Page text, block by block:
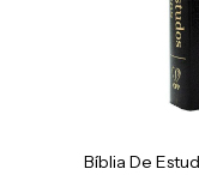
Bíblia De